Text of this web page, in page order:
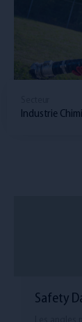
Industrie
Safety